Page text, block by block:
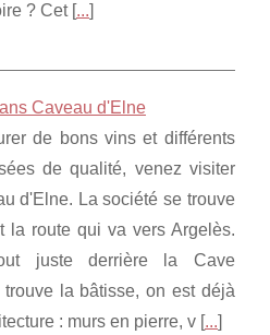
? Cet [...]
Caveau d'Elne
de bons vins et différents
de qualité, venez visiter
d'Elne. La société se trouve
la route qui va vers Argelès.
juste derrière la Cave
la bâtisse, on est déjà
: murs en pierre, v [...]